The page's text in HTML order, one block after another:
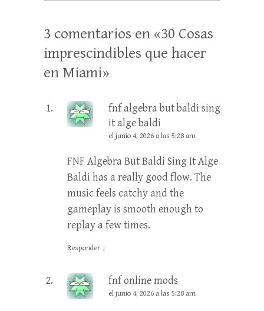
3 comentarios en «30 Cosas
imprescindibles que hacer
en Miami»
fnf algebra but baldi sing
it alge baldi
el junio 4, 2026 a las 5:28 am
FNF Algebra But Baldi Sing It Alge
Baldi has a really good flow. The
music feels catchy and the
gameplay is smooth enough to
replay a few times.
Responder ↓
fnf online mods
el junio 4, 2026 a las 5:28 am